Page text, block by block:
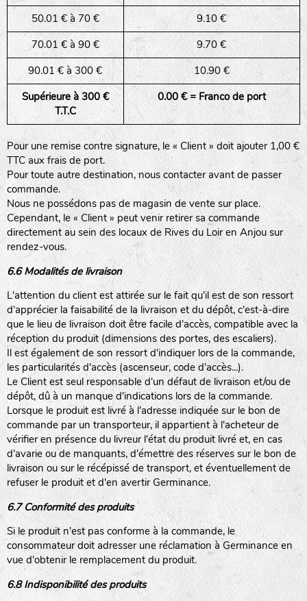
50.01 € à 70 €
9.10 €
70.01 € à 90 €
9.70 €
90.01 € à 300 €
10.90 €
Supérieure à 300 €
T.T.C
0.00 € = Franco de port
Pour une remise contre signature, le « Client » doit ajouter 1,00 €
TTC aux frais de port.
Pour toute autre destination, nous contacter avant de passer
commande.
Nous ne possédons pas de magasin de vente sur place.
Cependant, le « Client » peut venir retirer sa commande
directement au sein des locaux de Rives du Loir en Anjou sur
rendez-vous.
6.6 Modalités de livraison
L'attention du client est attirée sur le fait qu'il est de son ressort
d'apprécier la faisabilité de la livraison et du dépôt, c'est-à-dire
que le lieu de livraison doit être facile d'accès, compatible avec la
réception du produit (dimensions des portes, des escaliers).
Il est également de son ressort d'indiquer lors de la commande,
les particularités d'accès (ascenseur, code d'accès...).
Le Client est seul responsable d'un défaut de livraison et/ou de
dépôt, dû à un manque d'indications lors de la commande.
Lorsque le produit est livré à l'adresse indiquée sur le bon de
commande par un transporteur, il appartient à l'acheteur de
vérifier en présence du livreur l'état du produit livré et, en cas
d'avarie ou de manquants, d'émettre des réserves sur le bon de
livraison ou sur le récépissé de transport, et éventuellement de
refuser le produit et d'en avertir Germinance.
6.7 Conformité des produits
Si le produit n'est pas conforme à la commande, le
consommateur doit adresser une réclamation à Germinance en
vue d'obtenir le remplacement du produit.
6.8 Indisponibilité des produits